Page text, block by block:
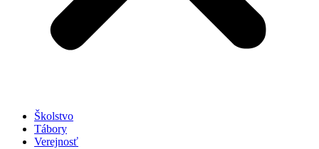
Školstvo
Tábory
Verejnosť